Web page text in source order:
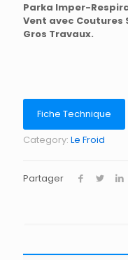
Parka Imper-
Vent avec Coutures
Gros Travaux.
Fiche Technique
Category: Le Froid
Partager